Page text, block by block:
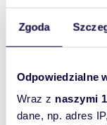
Zgoda
Odpowiedzialne
Wraz z naszymi
dane, np. adres